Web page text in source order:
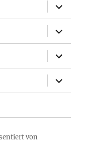
öffnen
öffnen
öffnen
öffnen
von